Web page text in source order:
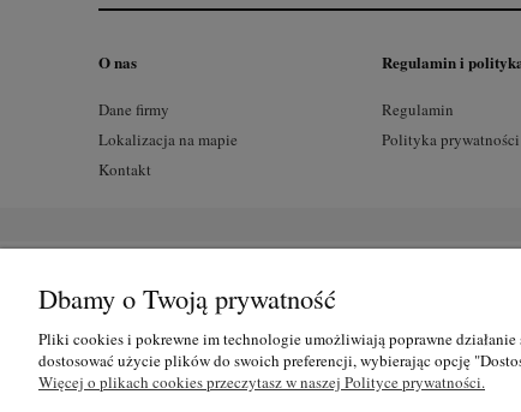
O nas
Dane firmy
Lokalizacja na mapie
Kontakt
Regulamin i
Regulamin
Polityka prywatności
Dbamy o Twoją prywatność
Pliki cookies i pokrewne im technologie umożliwiają poprawne
dostosować użycie plików do swoich preferencji, wybierając opcję
Więcej o plikach cookies przeczytasz w naszej Polityce prywatności.